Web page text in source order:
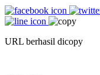
URL berhasil dicopy